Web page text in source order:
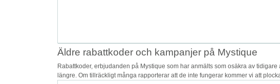
Äldre rabattkoder och kampanjer på Mystique
Rabattkoder, erbjudanden på Mystique som har anmälts som osäkra av
längre. Om tillräckligt många rapporterar att de inte fungerar kommer vi att